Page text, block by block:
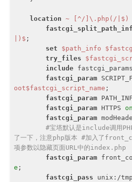
location ~ [^/]\.php(/|$)
|)$ ;
set
$path_info
try_files
include
fastcgi_param
oot$fastcgi_script_name ;
fastcgi_param
fastcgi_param HTTPS on
fastcgi_param
#宝塔默认是include调用
了一下，注意php版本 #加入了
项参数以隐藏页面URL中的index.php
fastcgi_param
e ;
fastcgi_pass unix:/